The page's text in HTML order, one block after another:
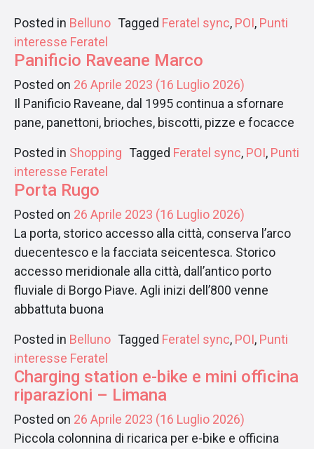
Posted in Belluno Tagged Feratel sync, POI, Punti
interesse Feratel
Panificio Raveane Marco
Posted on 26 Aprile 2023 (16 Luglio 2026)
Il Panificio Raveane, dal 1995 continua a sfornare
pane, panettoni, brioches, biscotti, pizze e focacce
Posted in Shopping Tagged Feratel sync, POI, Punti
interesse Feratel
Porta Rugo
Posted on 26 Aprile 2023 (16 Luglio 2026)
La porta, storico accesso alla città, conserva l’arco
duecentesco e la facciata seicentesca. Storico
accesso meridionale alla città, dall’antico porto
fluviale di Borgo Piave. Agli inizi dell’800 venne
abbattuta buona
Posted in Belluno Tagged Feratel sync, POI, Punti
interesse Feratel
Charging station e-bike e mini officina
riparazioni – Limana
Posted on 26 Aprile 2023 (16 Luglio 2026)
Piccola colonnina di ricarica per e-bike e officina